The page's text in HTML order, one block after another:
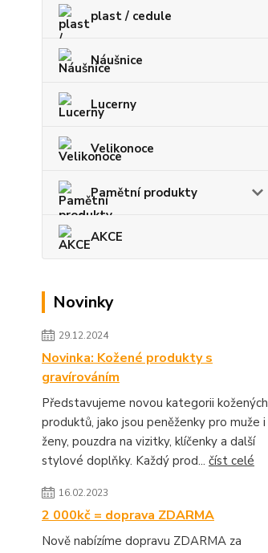
plast / cedule
Náušnice
Lucerny
Velikonoce
Pamětní produkty
AKCE
Novinky
29.12.2024
Novinka: Kožené produkty s
gravírováním
Představujeme novou kategorii kožených
produktů, jako jsou peněženky pro muže i
ženy, pouzdra na vizitky, klíčenky a další
stylové doplňky. Každý prod... číst celé
16.02.2023
2 000kč = doprava ZDARMA
Nově nabízíme dopravu ZDARMA za